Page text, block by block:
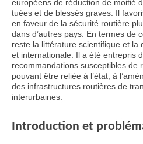
européens de réduction de moitié
tuées et de blessés graves. Il
en faveur de la sécurité routière
dans d’autres pays. En termes de
reste la littérature scientifique et la
et internationale. Il a été entrepris
recommandations susceptibles de
pouvant être reliée à l’état, à
des infrastructures routières de
interurbaines.
Introduction et